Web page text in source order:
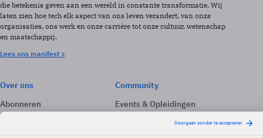
die betekenis geven aan een wereld in constante transformatie. Wij
laten zien hoe tech elk aspect van ons leven verandert, van onze
organisaties, ons werk en onze carrière tot onze cultuur, wetenschap
en maatschappij.
Lees ons manifest >
Over ons
Abonneren
Adverteren
Community
Events & Opleidingen